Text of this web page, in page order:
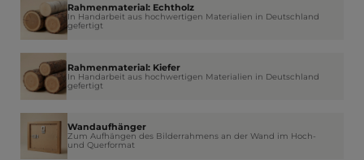
Rahmenmaterial: Echtholz
In Handarbeit aus hochwertigen Materialien in Deutschland
gefertigt
Rahmenmaterial: Kiefer
In Handarbeit aus hochwertigen Materialien in Deutschland
gefertigt
Wandaufhänger
Zum Aufhängen des Bilderrahmens an der Wand im Hoch-
und Querformat